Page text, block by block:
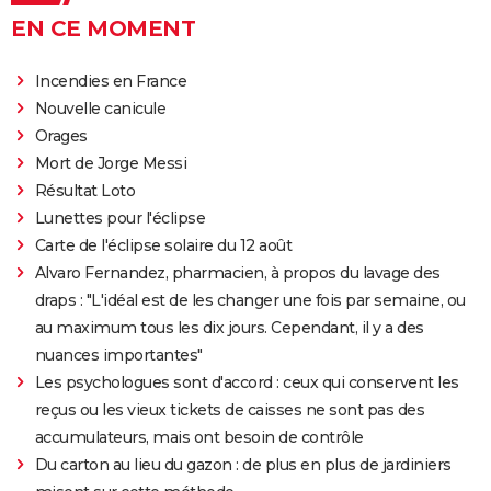
EN CE MOMENT
Incendies en France
Nouvelle canicule
Orages
Mort de Jorge Messi
Résultat Loto
Lunettes pour l'éclipse
Carte de l'éclipse solaire du 12 août
Alvaro Fernandez, pharmacien, à propos du lavage des
draps : "L'idéal est de les changer une fois par semaine, ou
au maximum tous les dix jours. Cependant, il y a des
nuances importantes"
Les psychologues sont d'accord : ceux qui conservent les
reçus ou les vieux tickets de caisses ne sont pas des
accumulateurs, mais ont besoin de contrôle
Du carton au lieu du gazon : de plus en plus de jardiniers